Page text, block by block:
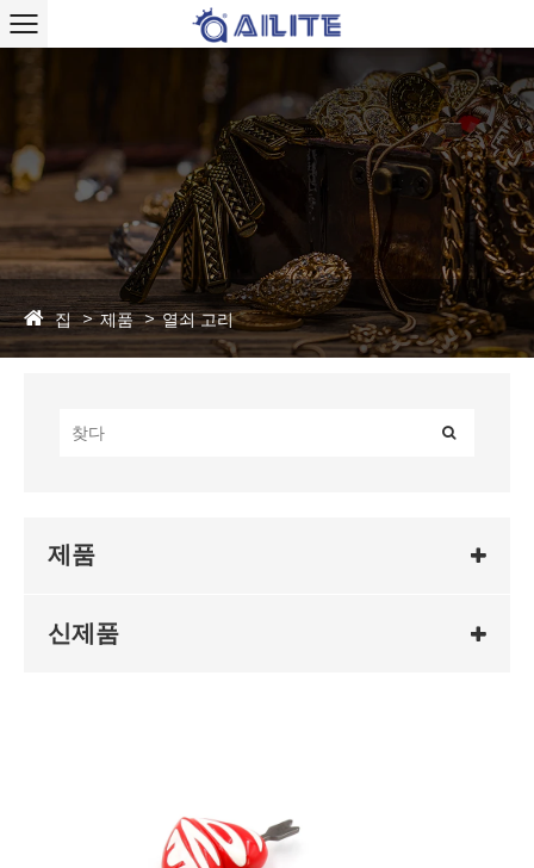
집 제품 열쇠 고리
제품
신제품